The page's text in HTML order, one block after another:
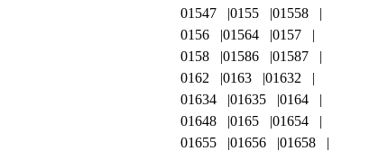
01547
0155
01558
0156
01564
0157
0158
01586
01587
0162
0163
01632
01634
01635
0164
01648
0165
01654
01655
01656
01658